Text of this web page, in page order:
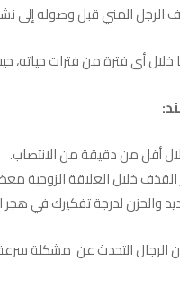
المني قبل وصوله إلى
من فترات حياته، حيث يعاني رجل من كل 3
أقل من دقيقة من الانتصاب.
خلال العلاقة الزوجية
والحزن لدرجة تفكيرك في هجر
من الرجال التحدث عن مشكلة